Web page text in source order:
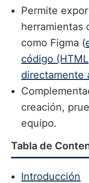
Permite
herramientas
como Figma (
código
directamente
creación,
equipo.
Tabla de
Introducción